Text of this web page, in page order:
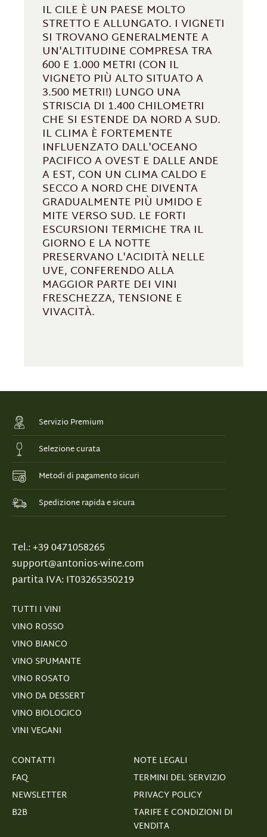
IL CILE È UN PAESE MOLTO
STRETTO E ALLUNGATO. I VIGNETI
SI TROVANO GENERALMENTE A
UN'ALTITUDINE COMPRESA TRA
600 E 1.000 METRI (CON IL
VIGNETO PIÙ ALTO SITUATO A
3.500 METRI!) LUNGO UNA
STRISCIA DI 1.400 CHILOMETRI
CHE SI ESTENDE DA NORD A SUD.
IL CLIMA È FORTEMENTE
INFLUENZATO DALL'OCEANO
PACIFICO A OVEST E DALLE ANDE
A EST, CON UN CLIMA CALDO E
SECCO A NORD CHE DIVENTA
GRADUALMENTE PIÙ UMIDO E
MITE VERSO SUD. LE FORTI
ESCURSIONI TERMICHE TRA IL
GIORNO E LA NOTTE
PRESERVANO L'ACIDITÀ NELLE
UVE, CONFERENDO ALLA
MAGGIOR PARTE DEI VINI
FRESCHEZZA, TENSIONE E
VIVACITÀ.
Servizio Premium
Selezione curata
Metodi di pagamento sicuri
Spedizione rapida e sicura
Tel.: +39 0471058265
support@antonios-wine.com
partita IVA: IT03265350219
TUTTI I VINI
VINO ROSSO
VINO BIANCO
VINO SPUMANTE
VINO ROSATO
VINO DA DESSERT
VINO BIOLOGICO
VINI VEGANI
CONTATTI
FAQ
NEWSLETTER
B2B
NOTE LEGALI
TERMINI DEL SERVIZIO
PRIVACY POLICY
TARIFE E CONDIZIONI DI
VENDITA